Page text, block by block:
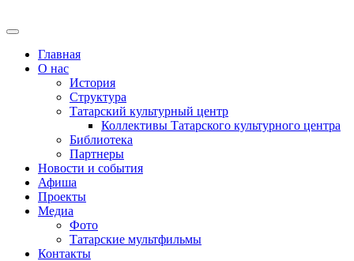
Главная
О нас
История
Структура
Татарский культурный центр
Коллективы Татарского культурного центра
Библиотека
Партнеры
Новости и события
Афиша
Проекты
Медиа
Фото
Татарские мультфильмы
Контакты